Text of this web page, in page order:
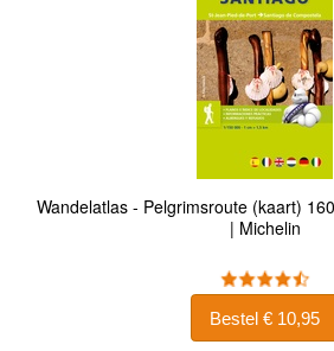
Wandelatlas - Pelgrimsroute (kaart)
| Michelin
Bestel € 10,95